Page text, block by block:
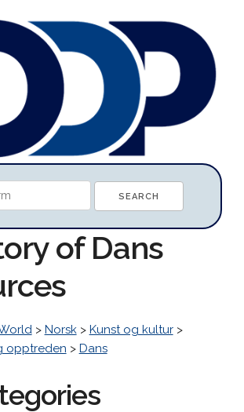
of Dans
> Norsk> Kunst og kultur>
opptreden > Dans